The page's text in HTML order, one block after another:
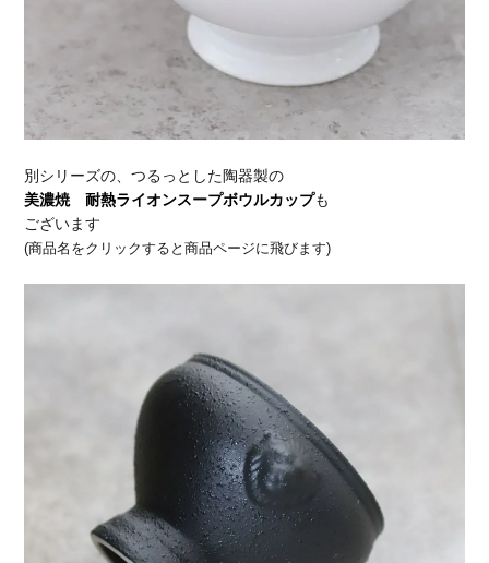
別シリーズの、つるっとした陶器製の
美濃焼 耐熱ライオンスープボウルカップも
ございます
(商品名をクリックすると商品ページに飛びます)